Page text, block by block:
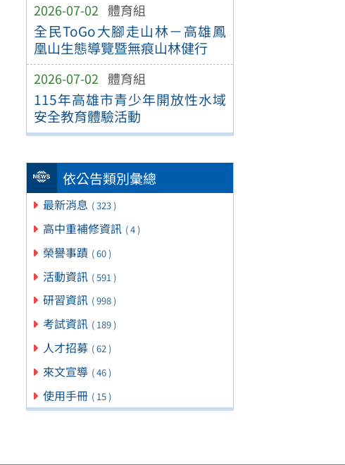
2026-07-02 體育組
全民ToGo大腳走山林－高雄鳳
凰山生態導覽暨無痕山林健行
2026-07-02 體育組
115年高雄市青少年開放性水域
安全教育體驗活動
依公告類別彙總
最新消息 ( 323 )
高中重補修資訊 ( 4 )
榮譽事蹟 ( 60 )
活動資訊 ( 591 )
研習資訊 ( 998 )
考試資訊 ( 189 )
人才招募 ( 62 )
來文宣導 ( 46 )
使用手冊 ( 15 )